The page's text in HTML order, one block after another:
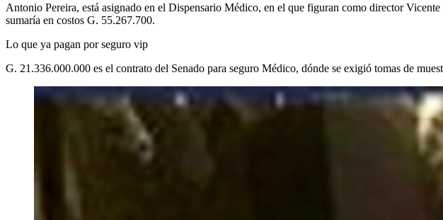
Antonio Pereira, está asignado en el Dispensario Médico, en el que figuran como director
sumaría en costos G. 55.267.700.
Lo que ya pagan por seguro vip
G. 21.336.000.000 es el contrato del Senado para seguro Médico, dónde se exigió tomas de